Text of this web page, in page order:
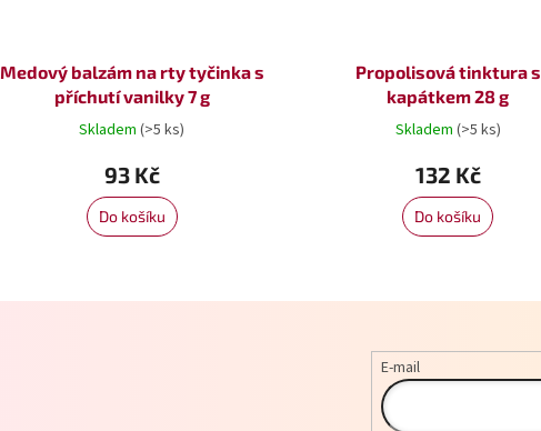
Medový balzám na rty tyčinka s
příchutí vanilky 7 g
Skladem(>5 ks)
93 Kč
Do košíku
Propolisová tinktura s
kapátkem 28 g
Skladem (>5 ks)
132 Kč
Do košíku
E-mail